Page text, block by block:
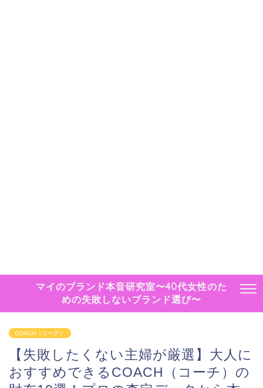
マイのブランド本音研究室〜40代女性のた
めの失敗しないブランド選び〜
COACH（コーチ）
【失敗したくない主婦が厳選】大人に
おすすめできるCOACH（コーチ）の